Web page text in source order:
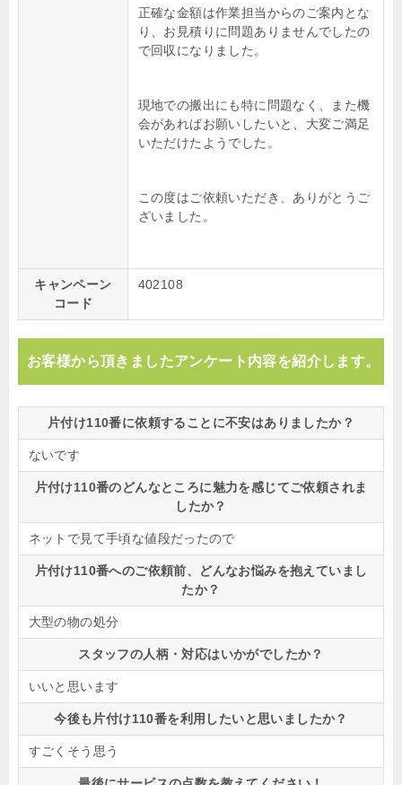
正確な金額は作業担当からのご案内とな
り、お見積りに問題ありませんでしたの
で回収になりました。
現地での搬出にも特に問題なく、また機
会があればお願いしたいと、大変ご満足
いただけたようでした。
この度はご依頼いただき、ありがとうご
ざいました。
キャンペーン
コード
402108
お客様から頂きましたアンケート内容を紹介します。
片付け110番に依頼することに不安はありましたか？
ないです
片付け110番のどんなところに魅力を感じてご依頼されま
したか？
ネットで見て手頃な値段だったので
片付け110番へのご依頼前、どんなお悩みを抱えていまし
たか？
大型の物の処分
スタッフの人柄・対応はいかがでしたか？
いいと思います
今後も片付け110番を利用したいと思いましたか？
すごくそう思う